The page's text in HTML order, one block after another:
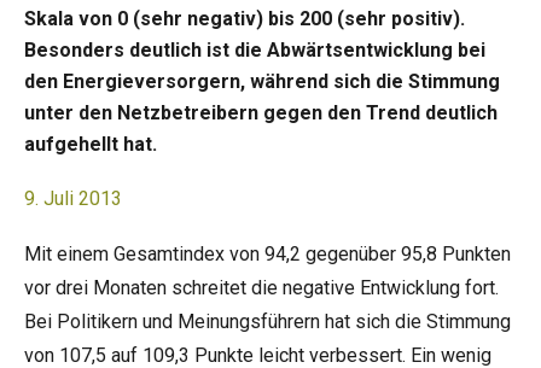
Skala von 0 (sehr negativ) bis 200 (sehr positiv).
Besonders deutlich ist die Abwärtsentwicklung bei
den Energieversorgern, während sich die Stimmung
unter den Netzbetreibern gegen den Trend deutlich
aufgehellt hat.
9. Juli 2013
Mit einem Gesamtindex von 94,2 gegenüber 95,8 Punkten
vor drei Monaten schreitet die negative Entwicklung fort.
Bei Politikern und Meinungsführern hat sich die Stimmung
von 107,5 auf 109,3 Punkte leicht verbessert. Ein wenig